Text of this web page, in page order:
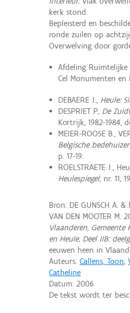
kerk stond.
Bepleisterd en
ronde zuilen op
Overwelving door
Afdeling Ruimtelijke
Cel Monumenten en
DEBAERE J., Heule:
DESPRIET P., De
Kortrijk, 1982-1984,
MEIER-ROOSE B.,
Belgische
p. 17-19.
ROELSTRAETE J.,
Heulespiegel, nr. 11,
Bron: DE GUNSCH A. &
VAN DEN MOOTER M.
Vlaanderen, Gemeente
en Heule, Deel IIB:
eeuwen heen in
Auteurs:Callens, Toon;
Catheline
Datum:2006
De tekst wordt ter